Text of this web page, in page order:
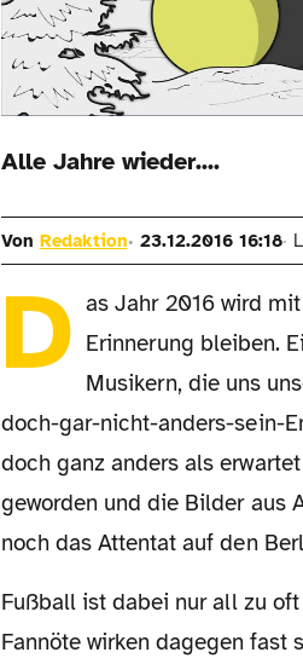
Alle Jahre wieder....
Von Redaktion 23.12.2016 16:18
D as Jahr 2016 wird
Erinnerung bleiben.
Musikern, die uns
doch-gar-nicht-anders-sein-
doch ganz anders als
geworden und die Bilder aus
noch das Attentat auf den
Fußball ist dabei nur all zu oft in den Hintergrund gerückt, die kleinen und großen
Fannöte wirken dagegen fast